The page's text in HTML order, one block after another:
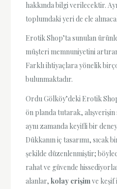
hakkında bilgi verilecektir.
toplumdaki yeri de ele
Erotik Shop’ta sunulan
müşteri memnuniyetini
Farklı ihtiyaçlara yönelik
bulunmaktadır.
Ordu Gölköy’deki Erotik
ön planda tutarak,
aynı zamanda keyifli bir
Dükkanın iç tasarımı, sıcak
şekilde düzenlenmiştir;
rahat ve güvende
alanlar,kolay erişim ve keşif